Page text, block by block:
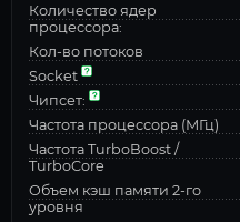
Количество ядер
процессора:
Кол-во потоков
Socket
Чипсет:
Частота процессора (МГц)
Частота TurboBoost /
TurboCore
Объем кэш памяти 2-го
уровня